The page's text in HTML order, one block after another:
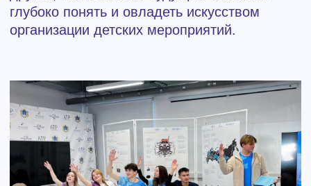
Я даю согласие на обработку моих
персональных данных в соответствии с
Политикой конфиденциальности.